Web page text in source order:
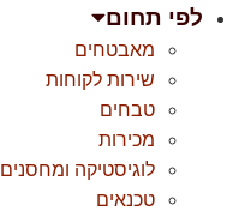
לפי תחום
מאבטחים
שירות לקוחות
טבחים
מכירות
לוגיסטיקה ומחסנים
טכנאים